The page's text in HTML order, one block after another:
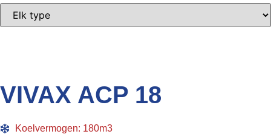
VIVAX ACP 18
Koelvermogen: 180m3